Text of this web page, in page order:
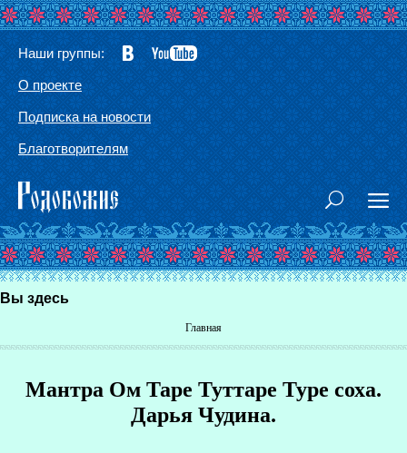
Наши группы:
О проекте
Подписка на новости
Благотворителям
Вы здесь
Главная
Мантра Ом Таре Туттаре Туре соха.
Дарья Чудина.